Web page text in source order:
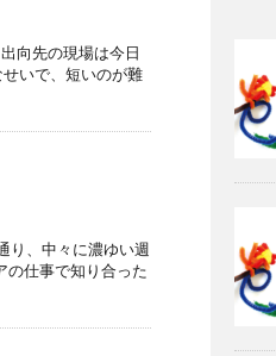
向先の現場は今日
いで、短いのが難
り、中々に濃ゆい週
の仕事で知り合った